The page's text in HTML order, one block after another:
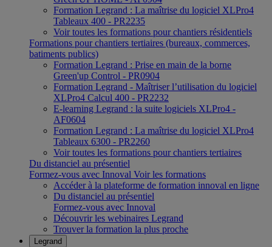
Formation Legrand : La maîtrise du logiciel XLPro4
Tableaux 400 - PR2235
Voir toutes les formations pour chantiers résidentiels
Formations pour chantiers tertiaires (bureaux, commerces,
batiments publics)
Formation Legrand : Prise en main de la borne
Green'up Control - PR0904
Formation Legrand - Maîtriser l’utilisation du logiciel
XLPro4 Calcul 400 - PR2232
E-learning Legrand : la suite logiciels XLPro4 -
AF0604
Formation Legrand : La maîtrise du logiciel XLPro4
Tableaux 6300 - PR2260
Voir toutes les formations pour chantiers tertiaires
Du distanciel au présentiel
Formez-vous avec Innoval Voir les formations
Accéder à la plateforme de formation innoval en ligne
Du distanciel au présentiel
Formez-vous avec Innoval
Découvrir les webinaires Legrand
Trouver la formation la plus proche
Legrand